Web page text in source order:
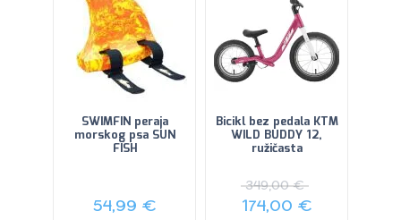
SWIMFIN peraja
morskog psa SUN
FISH
54,99 €
Bicikl bez pedala KTM
WILD BUDDY 12,
ružičasta
349,00€
174,00 €